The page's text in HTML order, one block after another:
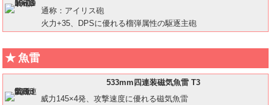
通称：アイリス砲
火力+35、DPSに優れる榴弾属性の駆逐主砲
魚雷
533mm四連装磁気魚雷 T3
威力145×4発、攻撃速度に優れる磁気魚雷